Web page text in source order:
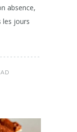
absence,
les jours